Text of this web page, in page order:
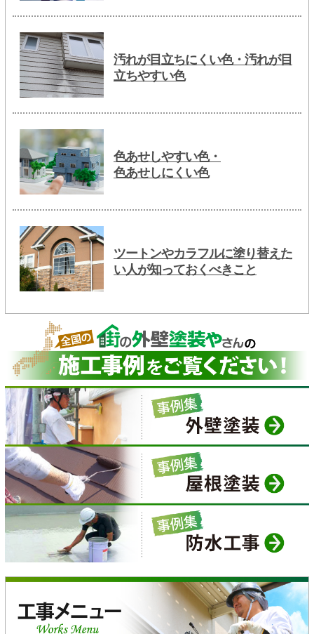
汚れが目立ちにくい色・汚れが目
立ちやすい色
色あせしやすい色・
色あせしにくい色
ツートンやカラフルに塗り替えた
い人が知っておくべきこと